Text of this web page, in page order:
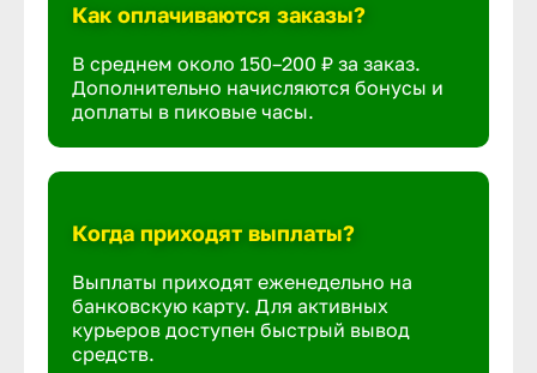
Как оплачиваются заказы?
В среднем около 150–200 ₽ за заказ.
Дополнительно начисляются бонусы и
доплаты в пиковые часы.
Когда приходят выплаты?
Выплаты приходят еженедельно на
банковскую карту. Для активных
курьеров доступен быстрый вывод
средств.